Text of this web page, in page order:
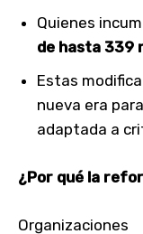
Quienes
de hasta 339
Estas
nueva era
adaptada a
¿Por qué la